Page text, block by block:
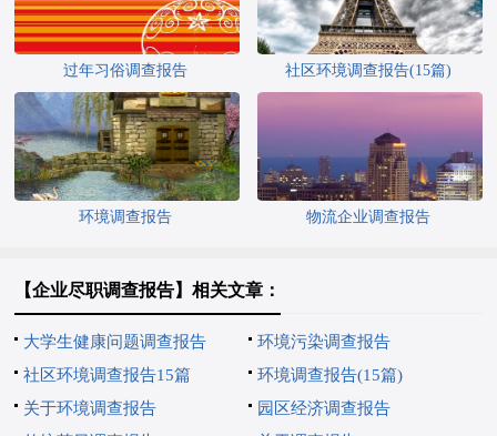
过年习俗调查报告 社区环境调查报告(15篇)
环境调查报告 物流企业调查报告
【企业尽职调查报告】相关文章：
大学生健康问题调查报告
环境污染调查报告
社区环境调查报告15篇
环境调查报告(15篇)
关于环境调查报告
园区经济调查报告